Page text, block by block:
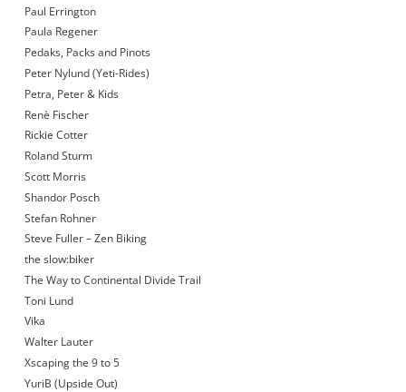
Paul Errington
Paula Regener
Pedaks, Packs and Pinots
Peter Nylund (Yeti-Rides)
Petra, Peter & Kids
Renè Fischer
Rickie Cotter
Roland Sturm
Scott Morris
Shandor Posch
Stefan Rohner
Steve Fuller – Zen Biking
the slow:biker
The Way to Continental Divide Trail
Toni Lund
Vika
Walter Lauter
Xscaping the 9 to 5
YuriB (Upside Out)